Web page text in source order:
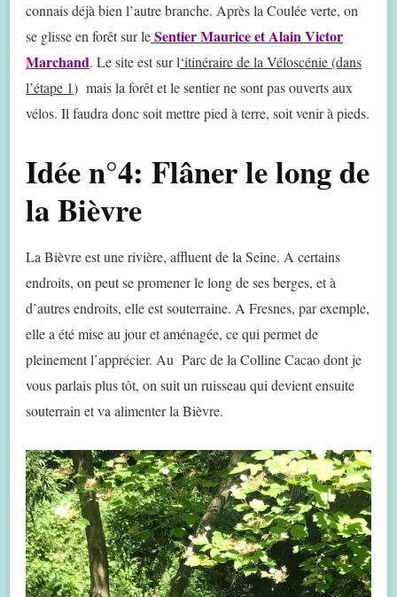
connais déjà bien l’autre branche. Après la Coulée verte, on
se glisse en forêt sur leSentier Maurice et Alain Victor
Marchand. Le site est sur l‘itinéraire de la Véloscénie (dans
l’étape 1) mais la forêt et le sentier ne sont pas ouverts aux
vélos. Il faudra donc soit mettre pied à terre, soit venir à pieds.
Idée n°4: Flâner le long de
la Bièvre
La Bièvre est une rivière, affluent de la Seine. A certains
endroits, on peut se promener le long de ses berges, et à
d’autres endroits, elle est souterraine. A Fresnes, par exemple,
elle a été mise au jour et aménagée, ce qui permet de
pleinement l’apprécier. Au Parc de la Colline Cacao dont je
vous parlais plus tôt, on suit un ruisseau qui devient ensuite
souterrain et va alimenter la Bièvre.